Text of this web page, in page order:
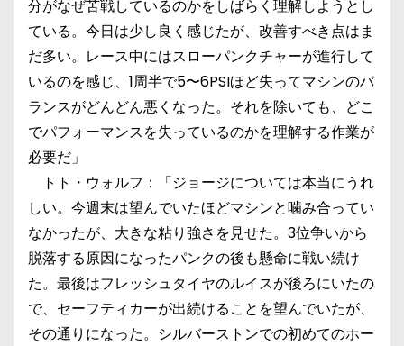
分がなぜ苦戦しているのかをしばらく理解しようとし
ている。今日は少し良く感じたが、改善すべき点はま
だ多い。レース中にはスローパンクチャーが進行して
いるのを感じ、1周半で5〜6PSIほど失ってマシンのバ
ランスがどんどん悪くなった。それを除いても、どこ
でパフォーマンスを失っているのかを理解する作業が
必要だ」
トト・ウォルフ：「ジョージについては本当にうれ
しい。今週末は望んでいたほどマシンと噛み合ってい
なかったが、大きな粘り強さを見せた。3位争いから
脱落する原因になったパンクの後も懸命に戦い続け
た。最後はフレッシュタイヤのルイスが後ろにいたの
で、セーフティカーが出続けることを望んでいたが、
その通りになった。シルバーストンでの初めてのホー